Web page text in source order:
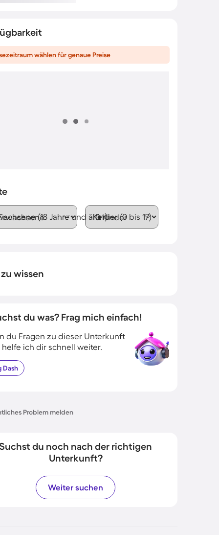
wählen für genaue Preise
(18 Jahre und älter)Kinder (0 bis 17)
wissen
du was? Frag mich einfach!
du Fragen zu dieser Unterkunft
helfe ich dir schnell weiter.
Dash
Problem melden
du noch nach der richtigen
Unterkunft?
Weiter suchen